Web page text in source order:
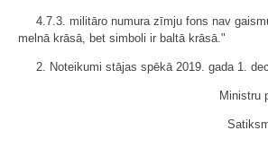
4.7.3. militāro numura zīmju fons nav
melnā krāsā, bet simboli ir baltā krāsā."
2. Noteikumi stājas spēkā 2019. gada 1.
Ministru